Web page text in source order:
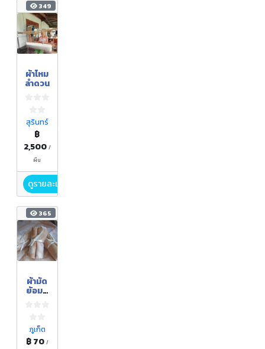
349
ผ้าไหม
ลำดวน
สุรินทร์
฿
2,500 /
ผืน
ดูรายละเอียด
365
ผ้ามัด
ย้อมสี
ภูเก็ต
฿ 70 /